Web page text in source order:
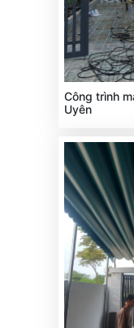
Công trình
Uyên